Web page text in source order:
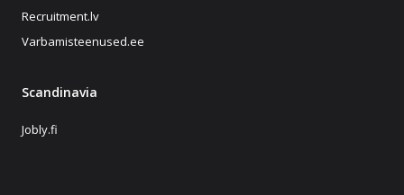
Recruitment.lv
Varbamisteenused.ee
Scandinavia
Jobly.fi